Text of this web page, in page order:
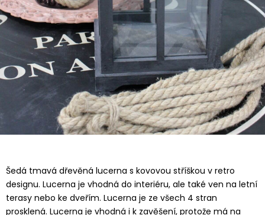
Šedá tmavá dřevěná lucerna s kovovou stříškou v retro
designu. Lucerna je vhodná do interiéru, ale také ven na letní
terasy nebo ke dveřím. Lucerna je ze všech 4 stran
prosklená. Lucerna je vhodná i k zavěšení, protože má na